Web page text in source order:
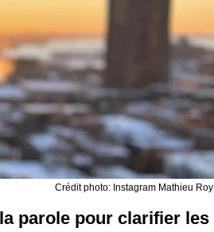
Crédit photo: Instagram Mathieu Roy
parole pour clarifier les